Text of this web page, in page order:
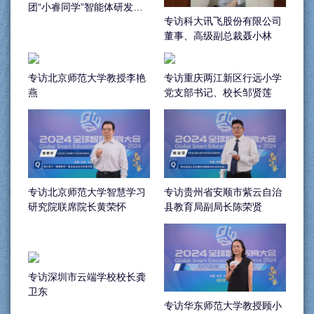
团“小睿同学”智能体研发技
专访科大讯飞股份有限公司
董事、高级副总裁聂小林
专访北京师范大学教授李艳
燕
专访重庆两江新区行远小学
党支部书记、校长邹贤莲
专访北京师范大学智慧学习
研究院联席院长黄荣怀
专访贵州省安顺市紫云自治
县教育局副局长陈荣贤
专访深圳市云端学校校长龚
卫东
专访华东师范大学教授顾小